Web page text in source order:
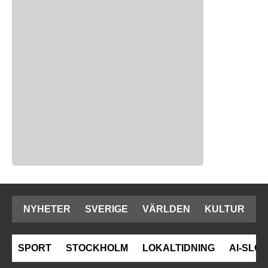
NYHETER SVERIGE VÄRLDEN KULTUR
SPORT STOCKHOLM LOKALTIDNING AI-SLOP